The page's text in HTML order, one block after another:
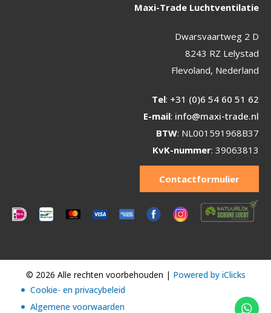
Maxi-Trade Luchtventilatie
Dwarsvaartweg 2 D
8243 RZ Lelystad
Flevoland, Nederland
Tel: +31 (0)6 54 60 51 62
E-mail: info@maxi-trade.nl
BTW: NL001591968B37
KvK-nummer: 39063813
Contactformulier
© 2026 Alle rechten voorbehouden | Powered by iClicks
Cookie- en privacybeleid
Algemene voorwaarden